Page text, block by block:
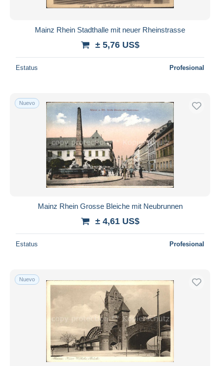
Mainz Rhein Stadthalle mit neuer Rheinstrasse
± 5,76 US$
Estatus Profesional
Nuevo
Mainz Rhein Grosse Bleiche mit Neubrunnen
± 4,61 US$
Estatus Profesional
Nuevo